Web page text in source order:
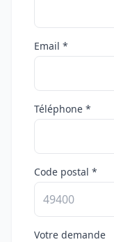
Email *
Téléphone *
Code postal *
Votre demande